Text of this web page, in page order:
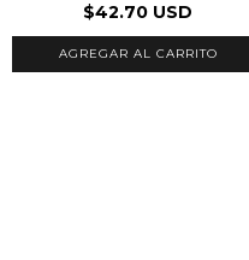
$42.70 USD
AGREGAR AL CARRITO